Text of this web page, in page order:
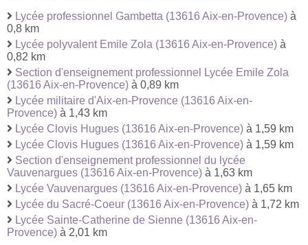
Lycée professionnel Gambetta (13616 Aix-en-Provence) à
0,8 km
Lycée polyvalent Emile Zola (13616 Aix-en-Provence) à
0,82 km
Section d'enseignement professionnel Lycée Emile Zola
(13616 Aix-en-Provence) à 0,89 km
Lycée militaire d'Aix-en-Provence (13616 Aix-en-
Provence) à 1,43 km
Lycée Clovis Hugues (13616 Aix-en-Provence) à 1,59 km
Lycée Clovis Hugues (13616 Aix-en-Provence) à 1,59 km
Section d'enseignement professionnel du lycée
Vauvenargues (13616 Aix-en-Provence) à 1,63 km
Lycée Vauvenargues (13616 Aix-en-Provence) à 1,65 km
Lycée du Sacré-Coeur (13616 Aix-en-Provence) à 1,72 km
Lycée Sainte-Catherine de Sienne (13616 Aix-en-
Provence) à 2,01 km